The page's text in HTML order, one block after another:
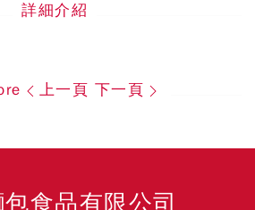
詳細介紹
上一頁 下一頁
食品有限公司